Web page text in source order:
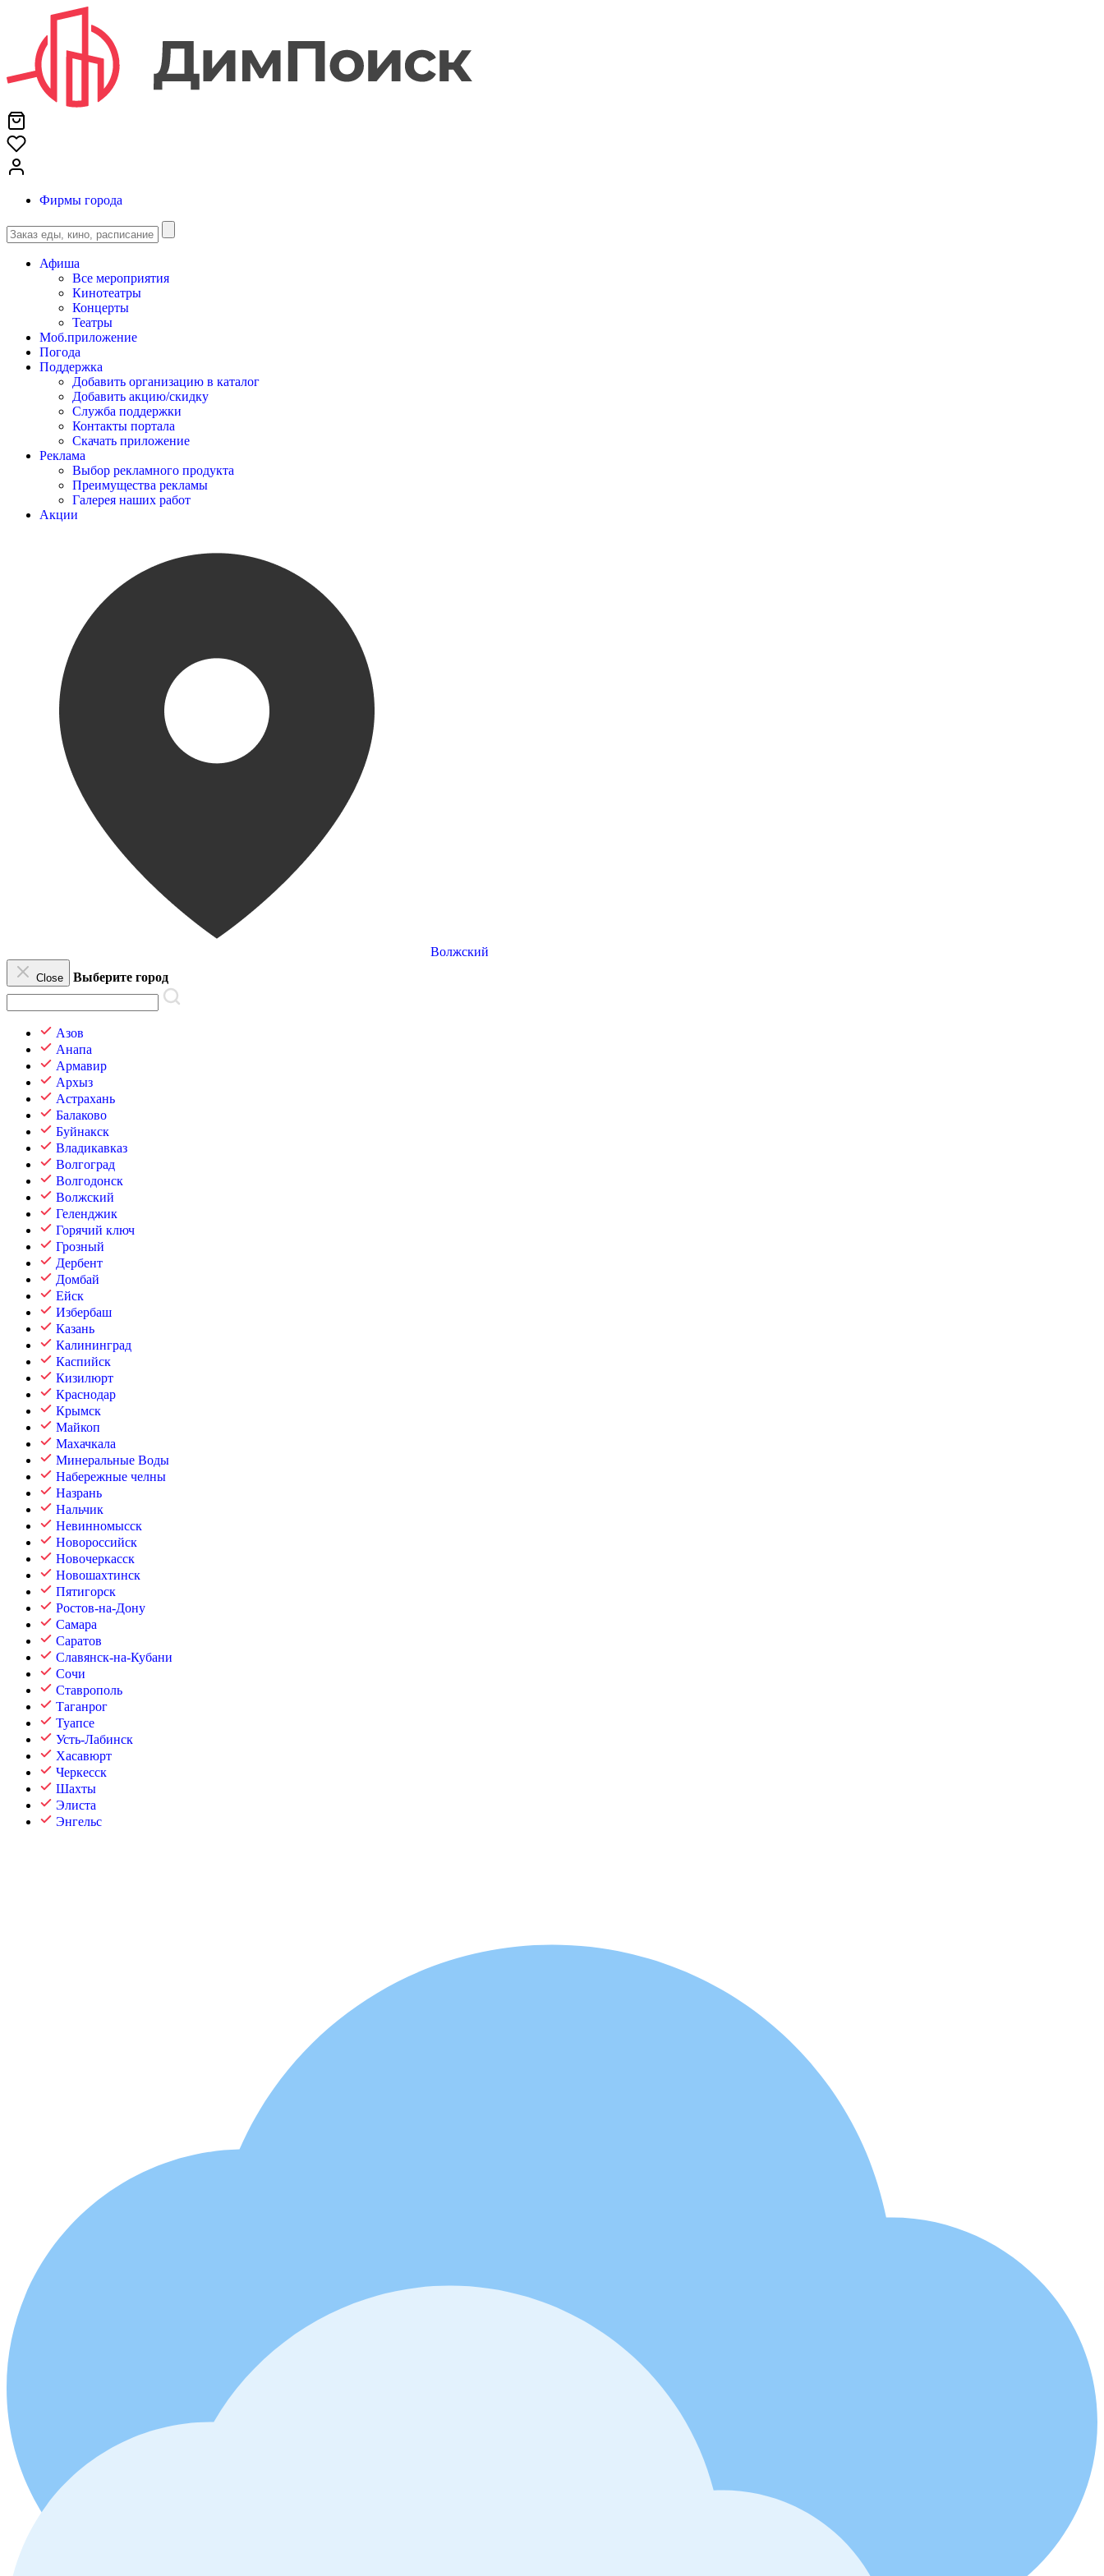
Фирмы города
Афиша
Все мероприятия
Кинотеатры
Концерты
Театры
Моб.приложение
Погода
Поддержка
Добавить организацию в каталог
Добавить акцию/скидку
Служба поддержки
Контакты портала
Скачать приложение
Реклама
Выбор рекламного продукта
Преимущества рекламы
Галерея наших работ
Акции
Волжский
Close Выберите город
Азов
Анапа
Армавир
Архыз
Астрахань
Балаково
Буйнакск
Владикавказ
Волгоград
Волгодонск
Волжский
Геленджик
Горячий ключ
Грозный
Дербент
Домбай
Ейск
Избербаш
Казань
Калининград
Каспийск
Кизилюрт
Краснодар
Крымск
Майкоп
Махачкала
Минеральные Воды
Набережные челны
Назрань
Нальчик
Невинномысск
Новороссийск
Новочеркасск
Новошахтинск
Пятигорск
Ростов-на-Дону
Самара
Саратов
Славянск-на-Кубани
Сочи
Ставрополь
Таганрог
Туапсе
Усть-Лабинск
Хасавюрт
Черкесск
Шахты
Элиста
Энгельс